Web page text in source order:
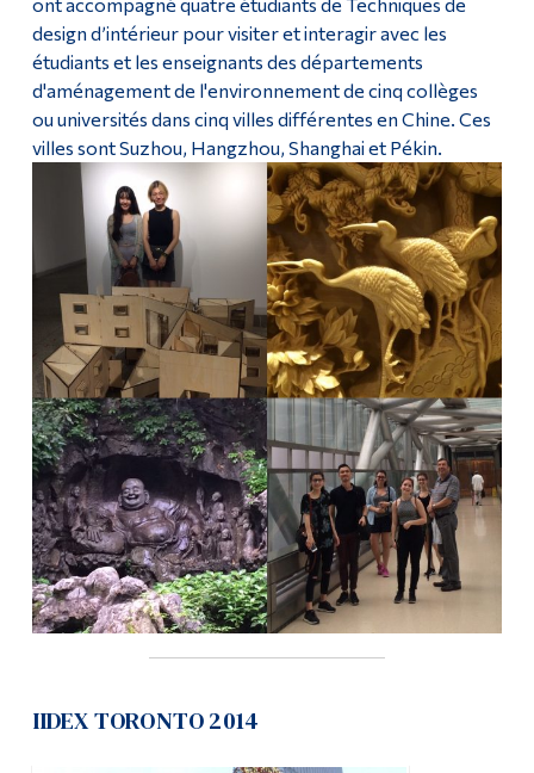
design d’intérieur pour visiter et interagir avec les
étudiants et les enseignants des départements
d'aménagement de l'environnement de cinq collèges
ou universités dans cinq villes différentes en Chine. Ces
villes sont Suzhou, Hangzhou, Shanghai et Pékin.
IIDEX TORONTO 2014